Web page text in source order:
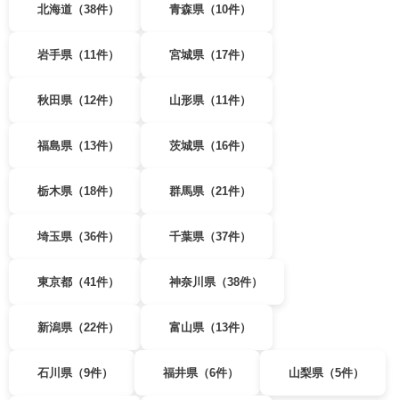
北海道（38件） 青森県（10件）
岩手県（11件） 宮城県（17件）
秋田県（12件） 山形県（11件）
福島県（13件） 茨城県（16件）
栃木県（18件） 群馬県（21件）
埼玉県（36件） 千葉県（37件）
東京都（41件） 神奈川県（38件）
新潟県（22件） 富山県（13件）
石川県（9件） 福井県（6件） 山梨県（5件）